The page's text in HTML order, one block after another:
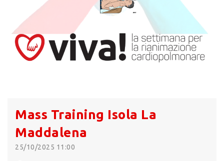
Mass Training Isola La
Maddalena
25/10/2025 11:00